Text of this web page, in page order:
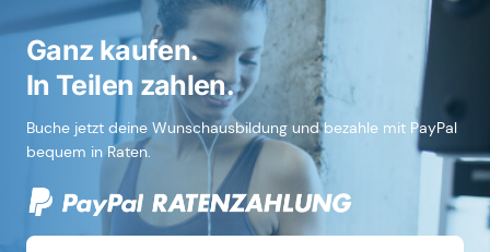
Ganz kaufen.
In Teilen zahlen.
Buche jetzt deine Wunschausbildung und bezahle mit PayPal
bequem in Raten.